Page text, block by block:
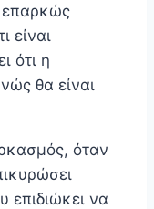
επαρκώς
είναι
ότι η
θα είναι
όταν
επιδιώκει να